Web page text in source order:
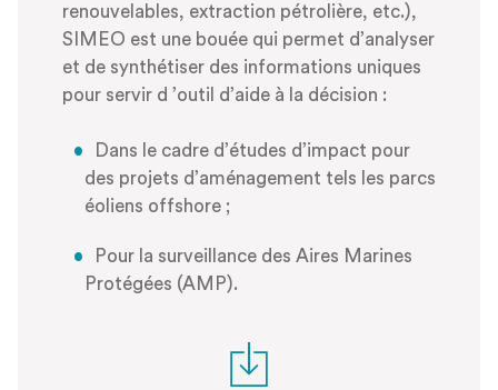
renouvelables, extraction pétrolière, etc.),
SIMEO est une bouée qui permet d’analyser
et de synthétiser des informations uniques
pour servir d ’outil d’aide à la décision :
Dans le cadre d’études d’impact pour
des projets d’aménagement tels les parcs
éoliens offshore ;
Pour la surveillance des Aires Marines
Protégées (AMP).